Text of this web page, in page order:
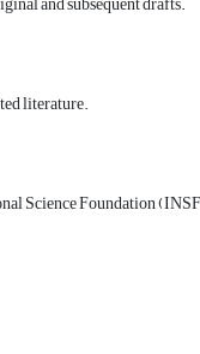
literature.
Science Foundation